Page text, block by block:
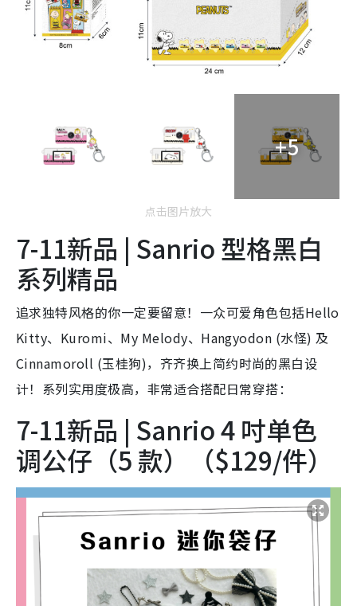
+5
点击图片放大
7-11新品 | Sanrio 型格黑白
系列精品
追求独特风格的你一定要留意！一众可爱角色包括Hello
Kitty、Kuromi、My Melody、Hangyodon (水怪) 及
Cinnamoroll (玉桂狗)，齐齐换上简约时尚的黑白设
计！系列实用度极高，非常适合搭配日常穿搭：
7-11新品 | Sanrio 4 吋单色
调公仔（5 款）（$129/件）